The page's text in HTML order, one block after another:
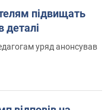
підвищать
деталі
уряд анонсував